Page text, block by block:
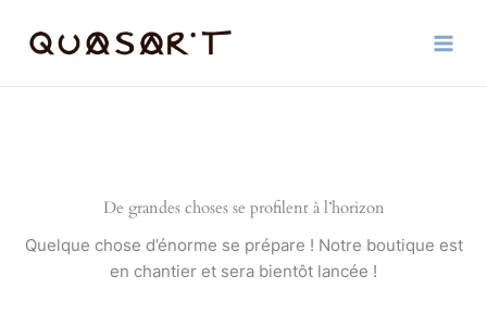
De grandes choses se profilent à l’horizon
Quelque chose d’énorme se prépare ! Notre boutique est
en chantier et sera bientôt lancée !